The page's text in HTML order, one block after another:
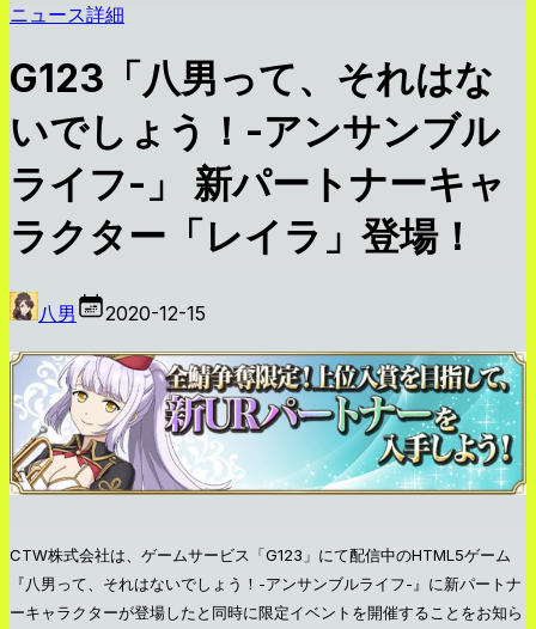
ニュース詳細
G123「八男って、それはな
いでしょう！-アンサンブル
ライフ-」 新パートナーキャ
ラクター「レイラ」登場！
八男 2020-12-15
CTW株式会社は、ゲームサービス「G123」にて配信中のHTML5ゲーム
『八男って、それはないでしょう！-アンサンブルライフ-』に新パートナ
ーキャラクターが登場したと同時に限定イベントを開催することをお知ら